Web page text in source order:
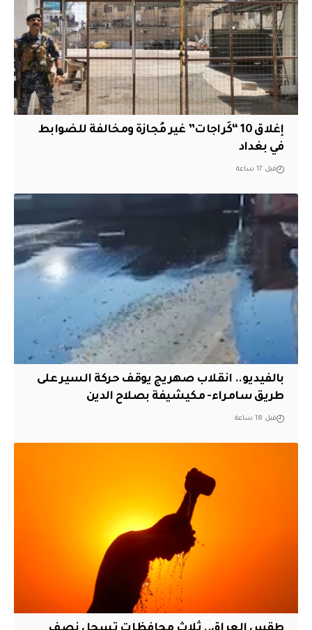
إغلاق 10 “كَراجات” غير مُجازة ومخالفة للضوابط
في بغداد
قبل 17 ساعة
بالفيديو.. انقلاب صهريج يوقف حركة السير على
طريق سامراء- مكيشيفة بصلاح الدين
قبل 18 ساعة